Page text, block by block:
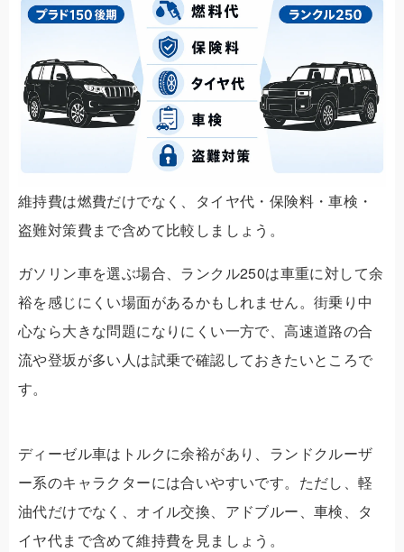
維持費は燃費だけでなく、タイヤ代・保険料・車検・
盗難対策費まで含めて比較しましょう。
ガソリン車を選ぶ場合、ランクル250は車重に対して余
裕を感じにくい場面があるかもしれません。街乗り中
心なら大きな問題になりにくい一方で、高速道路の合
流や登坂が多い人は試乗で確認しておきたいところで
す。
ディーゼル車はトルクに余裕があり、ランドクルーザ
ー系のキャラクターには合いやすいです。ただし、軽
油代だけでなく、オイル交換、アドブルー、車検、タ
イヤ代まで含めて維持費を見ましょう。